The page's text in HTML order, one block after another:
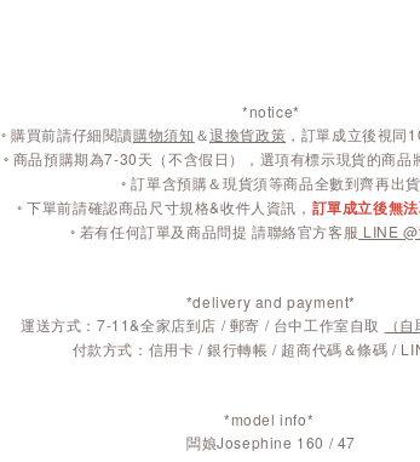
*notice*
◦購買前請仔細閱讀購物須知 ＆退換貨政策 ，訂單成立後視同
◦ 商品預購期為7-30天（不含假日），選項有標示現貨的商品
◦ 訂單含預購＆現貨須等商品全數到齊再出貨
◦ 下單前請確認商品尺寸規格&收件人資訊， 訂單成立後無
◦ 若有任何訂單及商品問提 請聯絡官方客服 LINE
*delivery and payment*
運送方式：7-11&全家店到店 / 郵寄 / 台中工作室自取
（
付款方式：信用卡 / 銀行轉帳 / 超商代碼＆條碼 /
*model info*
闆娘Josephine 160 / 47